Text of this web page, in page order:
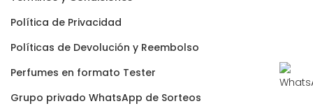
Polí­tica de Privacidad
Polí­ticas de Devolución y Reembolso
Perfumes en formato Tester
Grupo privado WhatsApp de Sorteos